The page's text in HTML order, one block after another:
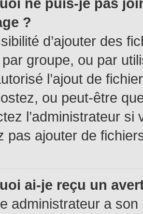
?
d’ajouter des
groupe, ou par
l’ajout de
ou peut-être
l’administrateur
pas ajouter de
ai-je reçu un
administrateur a